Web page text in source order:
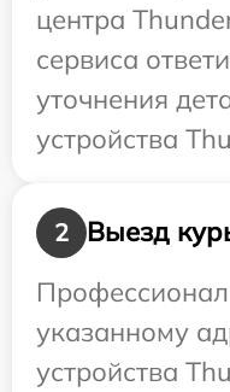
центра
сервиса
уточнения
устройства
2
Выезд
указанному
устройства